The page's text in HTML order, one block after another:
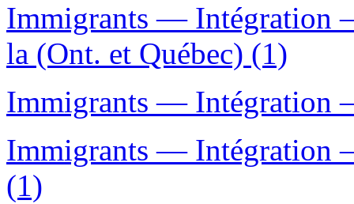
Immigrants — Intégration
la (Ont. et Québec) (1)
Immigrants — Intégration
Immigrants — Intégration
(1)